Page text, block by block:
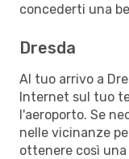
concederti una
Dresda
Al tuo arrivo a
Internet sul tuo
l'aeroporto. Se
nelle vicinanze
ottenere così